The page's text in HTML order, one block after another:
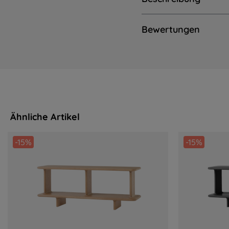
Bewertungen
Ähnliche Artikel
-15% -15%